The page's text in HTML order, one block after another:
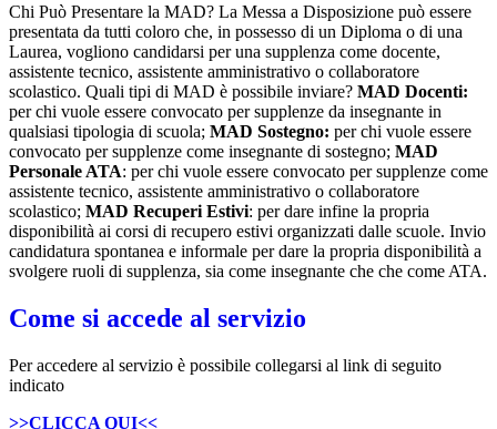
Chi Può Presentare la MAD? La Messa a Disposizione può essere
presentata da tutti coloro che, in possesso di un Diploma o di una
Laurea, vogliono candidarsi per una supplenza come docente,
assistente tecnico, assistente amministrativo o collaboratore
scolastico. Quali tipi di MAD è possibile inviare? MAD Docenti:
per chi vuole essere convocato per supplenze da insegnante in
qualsiasi tipologia di scuola; MAD Sostegno: per chi vuole essere
convocato per supplenze come insegnante di sostegno; MAD
Personale ATA: per chi vuole essere convocato per supplenze come
assistente tecnico, assistente amministrativo o collaboratore
scolastico; MAD Recuperi Estivi: per dare infine la propria
disponibilità ai corsi di recupero estivi organizzati dalle scuole. Invio
candidatura spontanea e informale per dare la propria disponibilità a
svolgere ruoli di supplenza, sia come insegnante che che come ATA.
Come si accede al servizio
Per accedere al servizio è possibile collegarsi al link di seguito
indicato
>>CLICCA QUI<<